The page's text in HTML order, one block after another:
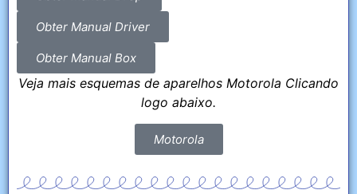
Obter Manual Driver
Obter Manual Box
Veja mais esquemas de aparelhos Motorola Clicando
logo abaixo.
Motorola